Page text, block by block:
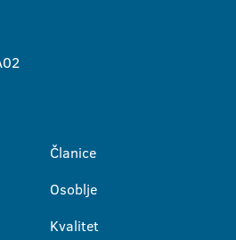
Članice
Osoblje
Kvalitet